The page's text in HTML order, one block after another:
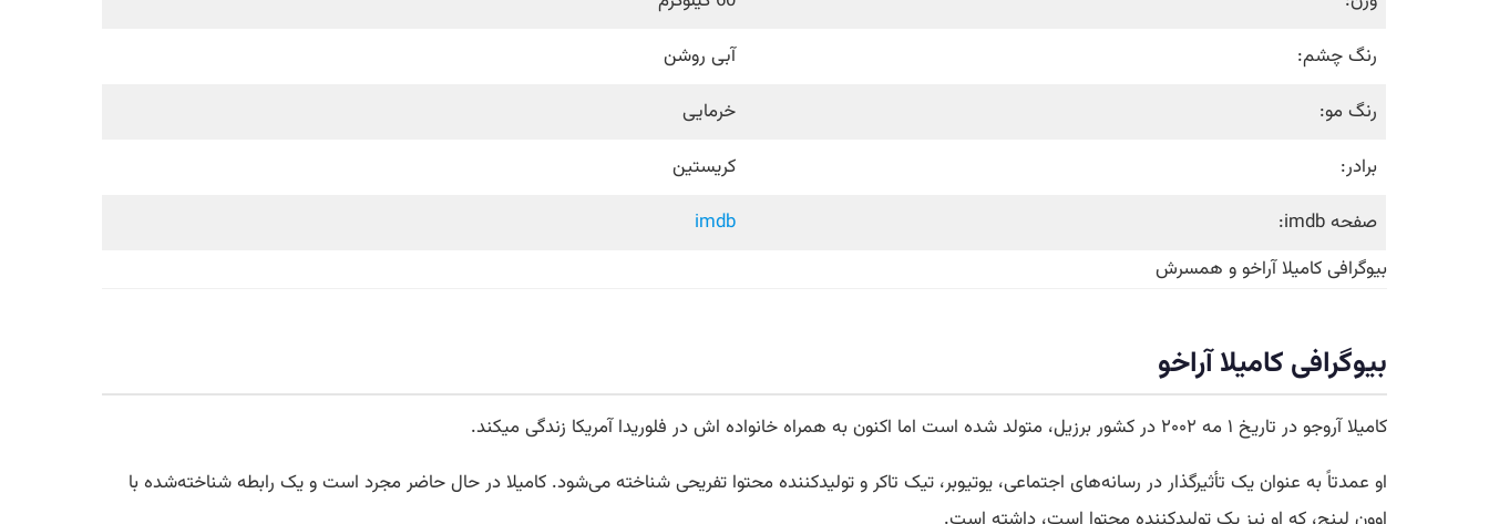
رنگ چشم:
آبی روشن
رنگ مو:
خرمایی
برادر:
کریستین
صفحه imdb:
imdb
بیوگرافی کامیلا آراخو و همسرش
بیوگرافی کامیلا آراخو
کامیلا آروجو در تاریخ ۱ مه ۲۰۰۲ در کشور برزیل، متولد شده است اما اکنون به همراه خانواده اش در فلوریدا آمریکا زندگی میکند.
او عمدتاً به عنوان یک تأثیرگذار در رسانه‌های اجتماعی، یوتیوبر، تیک تاکر و تولیدکننده محتوا تفریحی شناخته می‌شود. کامیلا در حال حاضر مجرد است و یک رابطه شناخته‌شده با